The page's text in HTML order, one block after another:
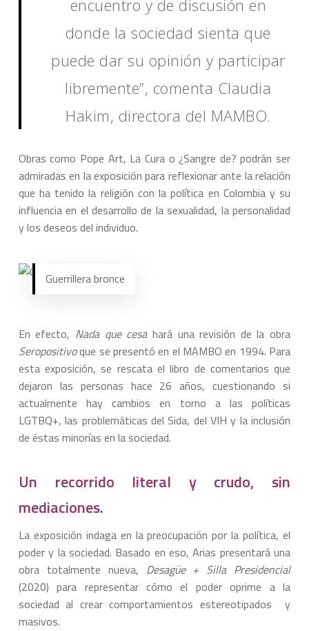
encuentro y de discusión en
donde la sociedad sienta que
puede dar su opinión y participar
libremente”, comenta Claudia
Hakim, directora del MAMBO.
Obras como Pope Art, La Cura o ¿Sangre de? podrán ser
admiradas en la exposición para reflexionar ante la relación
que ha tenido la religión con la política en Colombia y su
influencia en el desarrollo de la sexualidad, la personalidad
y los deseos del individuo.
Guerrillera bronce
En efecto, Nada que cesahará una revisión de la obra
Seropositivoque se presentó en el MAMBO en 1994. Para
esta exposición, se rescata el libro de comentarios que
dejaron las personas hace 26 años, cuestionando si
actualmente hay cambios en torno a las políticas
LGTBQ+, las problemáticas del Sida, del VIH y la inclusión
de éstas minorías en la sociedad.
Un recorrido literal y crudo, sin
mediaciones.
La exposición indaga en la preocupación por la política, el
poder y la sociedad. Basado en eso, Arias presentará una
obra totalmente nueva, Desagüe + Silla Presidencial
(2020) para representar cómo el poder oprime a la
sociedad al crear comportamientos estereotipados y
masivos.